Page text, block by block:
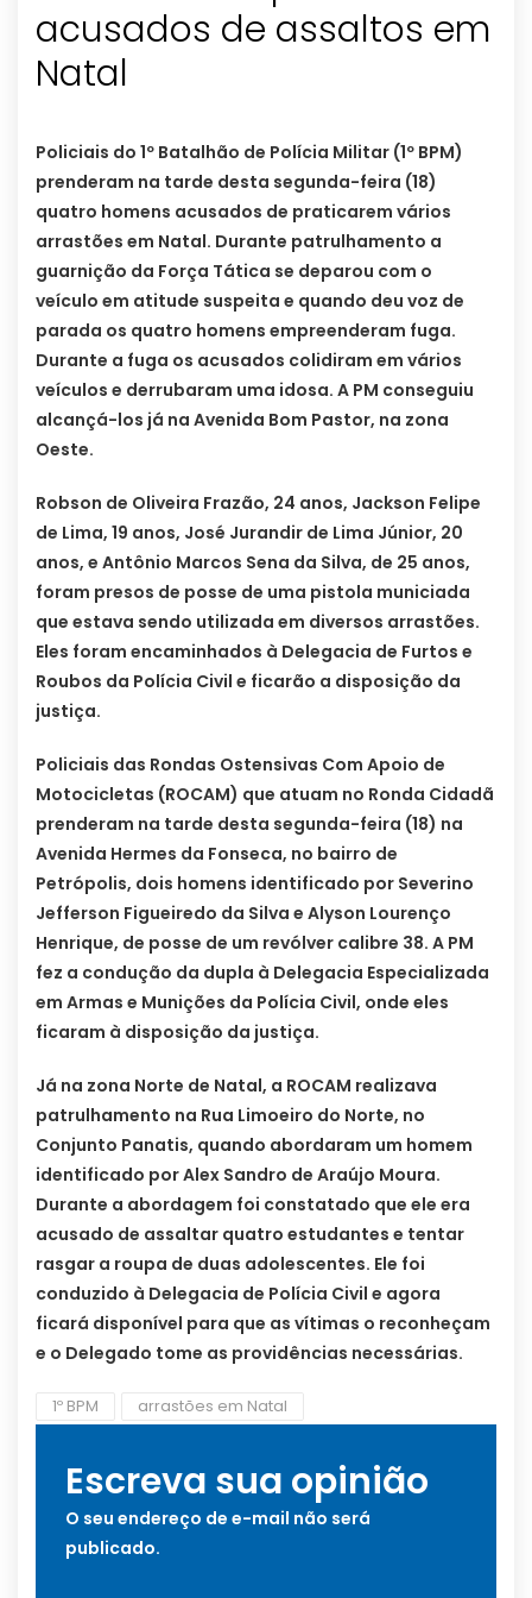
acusados de assaltos em
Natal
Policiais do 1º Batalhão de Polícia Militar (1º BPM)
prenderam na tarde desta segunda-feira (18)
quatro homens acusados de praticarem vários
arrastões em Natal. Durante patrulhamento a
guarnição da Força Tática se deparou com o
veículo em atitude suspeita e quando deu voz de
parada os quatro homens empreenderam fuga.
Durante a fuga os acusados colidiram em vários
veículos e derrubaram uma idosa. A PM conseguiu
alcançá-los já na Avenida Bom Pastor, na zona
Oeste.
Robson de Oliveira Frazão, 24 anos, Jackson Felipe
de Lima, 19 anos, José Jurandir de Lima Júnior, 20
anos, e Antônio Marcos Sena da Silva, de 25 anos,
foram presos de posse de uma pistola municiada
que estava sendo utilizada em diversos arrastões.
Eles foram encaminhados à Delegacia de Furtos e
Roubos da Polícia Civil e ficarão a disposição da
justiça.
Policiais das Rondas Ostensivas Com Apoio de
Motocicletas (ROCAM) que atuam no Ronda Cidadã
prenderam na tarde desta segunda-feira (18) na
Avenida Hermes da Fonseca, no bairro de
Petrópolis, dois homens identificado por Severino
Jefferson Figueiredo da Silva e Alyson Lourenço
Henrique, de posse de um revólver calibre 38. A PM
fez a condução da dupla à Delegacia Especializada
em Armas e Munições da Polícia Civil, onde eles
ficaram à disposição da justiça.
Já na zona Norte de Natal, a ROCAM realizava
patrulhamento na Rua Limoeiro do Norte, no
Conjunto Panatis, quando abordaram um homem
identificado por Alex Sandro de Araújo Moura.
Durante a abordagem foi constatado que ele era
acusado de assaltar quatro estudantes e tentar
rasgar a roupa de duas adolescentes. Ele foi
conduzido à Delegacia de Polícia Civil e agora
ficará disponível para que as vítimas o reconheçam
e o Delegado tome as providências necessárias.
1º BPM arrastões em Natal
Escreva sua opinião
O seu endereço de e-mail não será
publicado.